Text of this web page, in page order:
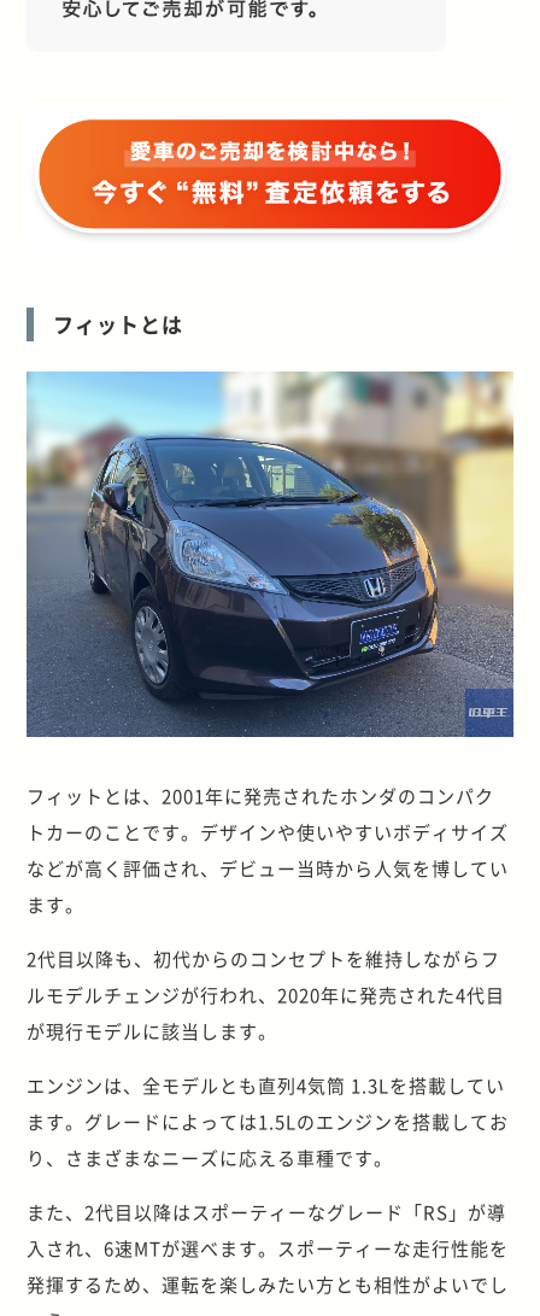
フィットとは
フィットとは、2001年に発売されたホンダのコンパク
トカーのことです。デザインや使いやすいボディサイズ
などが高く評価され、デビュー当時から人気を博してい
ます。
2代目以降も、初代からのコンセプトを維持しながらフ
ルモデルチェンジが行われ、2020年に発売された4代目
が現行モデルに該当します。
エンジンは、全モデルとも直列4気筒 1.3Lを搭載してい
ます。グレードによっては1.5Lのエンジンを搭載してお
り、さまざまなニーズに応える車種です。
また、2代目以降はスポーティーなグレード「RS」が導
入され、6速MTが選べます。スポーティーな走行性能を
発揮するため、運転を楽しみたい方とも相性がよいでし